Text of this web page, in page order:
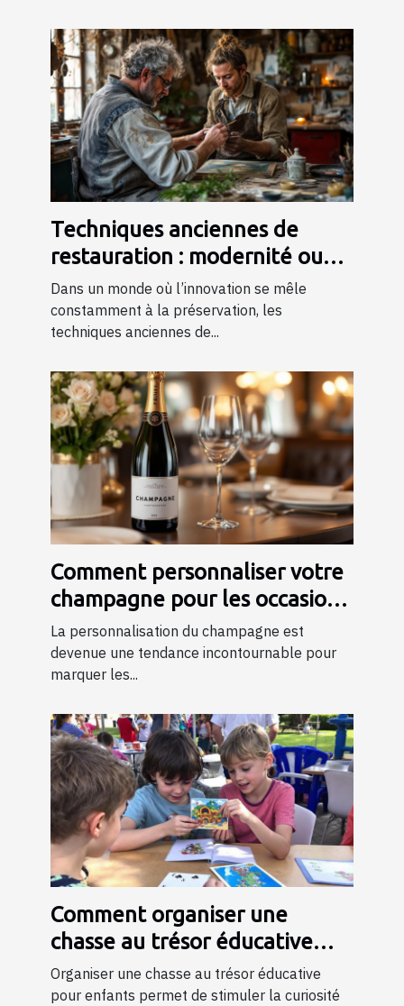
Techniques anciennes de
restauration : modernité ou
tradition ?
Dans un monde où l’innovation se mêle
constamment à la préservation, les
techniques anciennes de...
Comment personnaliser votre
champagne pour les occasions
spéciales ?
La personnalisation du champagne est
devenue une tendance incontournable pour
marquer les...
Comment organiser une
chasse au trésor éducative
pour enfants
Organiser une chasse au trésor éducative
pour enfants permet de stimuler la curiosité